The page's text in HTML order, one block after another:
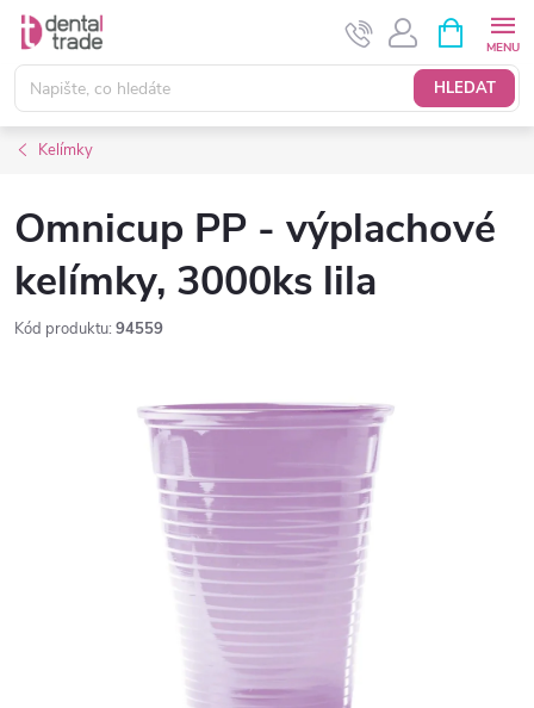
Přejít
obsah
HLEDAT
NÁKUPNÍ
KOŠÍK
Kelímky
Omnicup PP - výplachové
kelímky, 3000ks lila
Kód produktu: 94559